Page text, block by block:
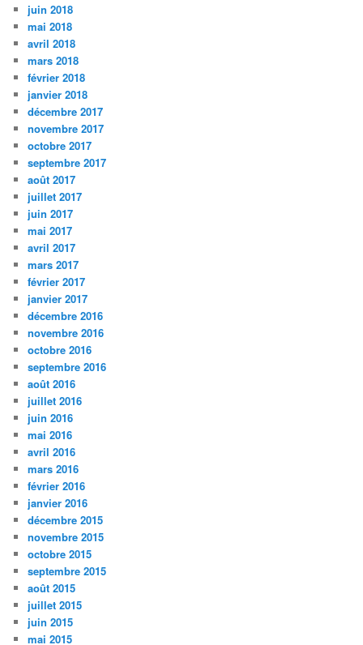
juin 2018
mai 2018
avril 2018
mars 2018
février 2018
janvier 2018
décembre 2017
novembre 2017
octobre 2017
septembre 2017
août 2017
juillet 2017
juin 2017
mai 2017
avril 2017
mars 2017
février 2017
janvier 2017
décembre 2016
novembre 2016
octobre 2016
septembre 2016
août 2016
juillet 2016
juin 2016
mai 2016
avril 2016
mars 2016
février 2016
janvier 2016
décembre 2015
novembre 2015
octobre 2015
septembre 2015
août 2015
juillet 2015
juin 2015
mai 2015